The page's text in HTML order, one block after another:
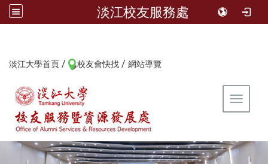
淡江校友服務處
淡江大學首頁 / 校友會快找 / 網站導覽
Toggle